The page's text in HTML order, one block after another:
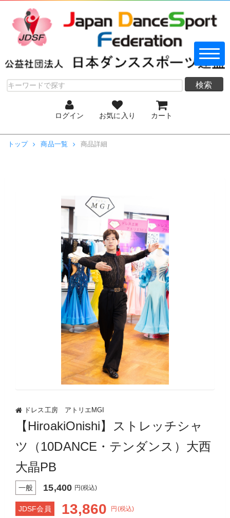
検索
ログイン お気に入り カート
トップ 商品一覧 商品詳細
ドレス工房 アトリエMGI
【HiroakiOnishi】ストレッチシャ
ツ（10DANCE・テンダンス）大西
大晶PB
一般 15,400 円(税込)
JDSF会員 13,860 円(税込)